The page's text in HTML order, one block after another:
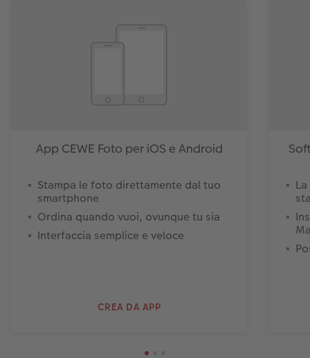
App CEWE Foto per iOS e Android
Stampa le foto direttamente dal tuo
smartphone
Ordina quando vuoi, ovunque tu sia
Interfaccia semplice e veloce
CREA DA APP